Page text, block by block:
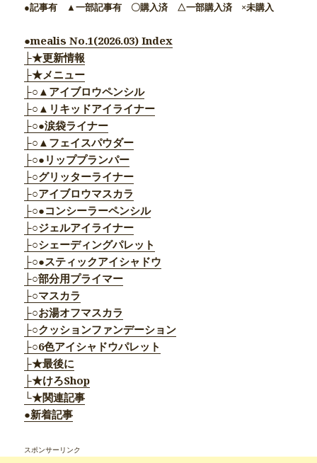
●記事有 ▲一部記事有 〇購入済 △一部購入済 ×未購入
●mealis No.1(2026.03) Index
├★更新情報
├★メニュー
├○▲アイブロウペンシル
├○▲リキッドアイライナー
├○●涙袋ライナー
├○▲フェイスパウダー
├○●リッププランパー
├○グリッターライナー
├○アイブロウマスカラ
├○●コンシーラーペンシル
├○ジェルアイライナー
├○シェーディングパレット
├○●スティックアイシャドウ
├○部分用プライマー
├○マスカラ
├○お湯オフマスカラ
├○クッションファンデーション
├○6色アイシャドウパレット
├★最後に
├★けろShop
└★関連記事
●新着記事
スポンサーリンク